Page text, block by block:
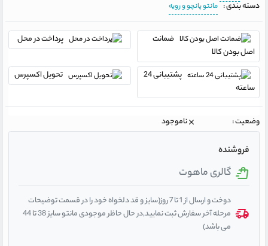
دسته بندی : مانتو پانچو و رویه
ضمانت
اصل بودن کالا
پرداخت در محل
پشتیبانی 24
ساعته
تحویل اکسپرس
وضعیت : ناموجود
فروشنده
گالری ماهوت
دوخت و ارسال از 1 تا 7 روز(سایز و قد دلخواه خود را در قسمت توضیحات
مرحله آخر سفارش ثبت نمایید,در حال حاظر موجودی مانتو سایز 38 تا 44
می باشد)